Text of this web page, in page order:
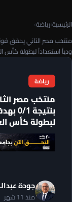
الرئيسية›رياضة›
ودياً استعداداً لبطولة كأس
رياضة
منتخب مصر
لبطولة كأس
جودة
منذ 11 شهر